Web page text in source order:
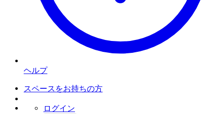
ヘルプ
スペースをお持ちの方
ログイン